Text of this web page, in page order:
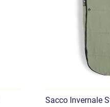
Sacco Invernale